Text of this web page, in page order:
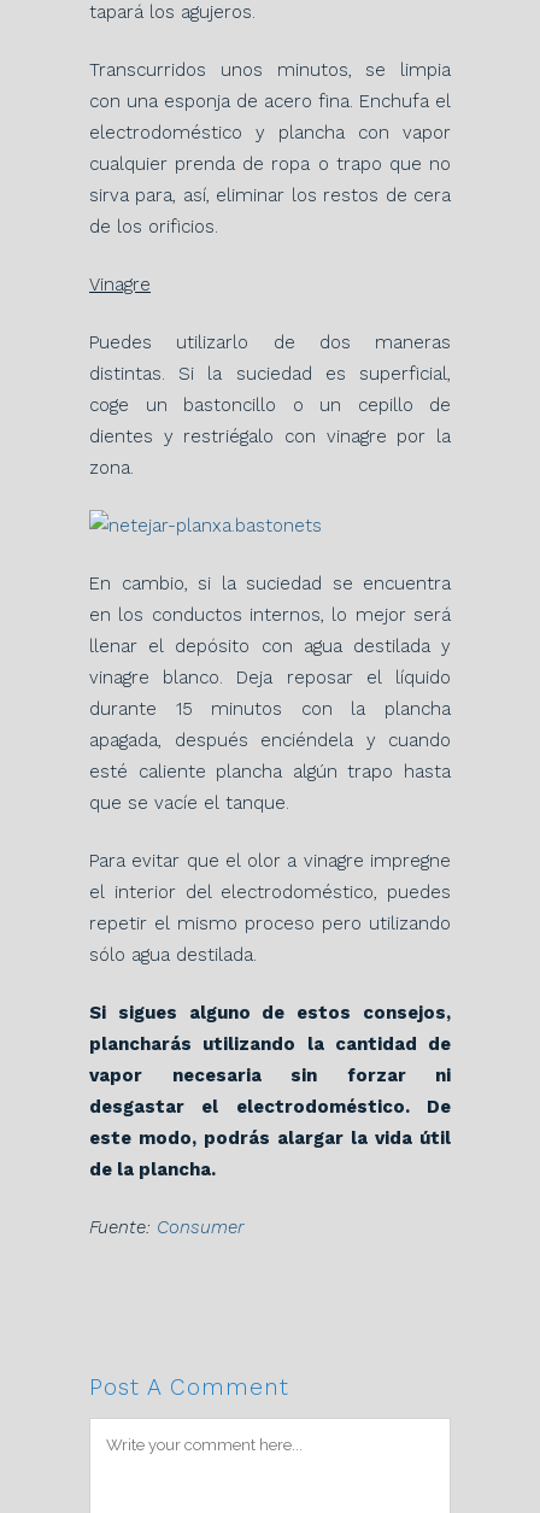
tapará los agujeros.
Transcurridos unos minutos, se limpia
con una esponja de acero fina. Enchufa el
electrodoméstico y plancha con vapor
cualquier prenda de ropa o trapo que no
sirva para, así, eliminar los restos de cera
de los orificios.
Vinagre
Puedes utilizarlo de dos maneras
distintas. Si la suciedad es superficial,
coge un bastoncillo o un cepillo de
dientes y restriégalo con vinagre por la
zona.
En cambio, si la suciedad se encuentra
en los conductos internos, lo mejor será
llenar el depósito con agua destilada y
vinagre blanco. Deja reposar el líquido
durante 15 minutos con la plancha
apagada, después enciéndela y cuando
esté caliente plancha algún trapo hasta
que se vacíe el tanque.
Para evitar que el olor a vinagre impregne
el interior del electrodoméstico, puedes
repetir el mismo proceso pero utilizando
sólo agua destilada.
Si sigues alguno de estos consejos,
plancharás utilizando la cantidad de
vapor necesaria sin forzar ni
desgastar el electrodoméstico. De
este modo, podrás alargar la vida útil
de la plancha.
Fuente: Consumer
Post A Comment